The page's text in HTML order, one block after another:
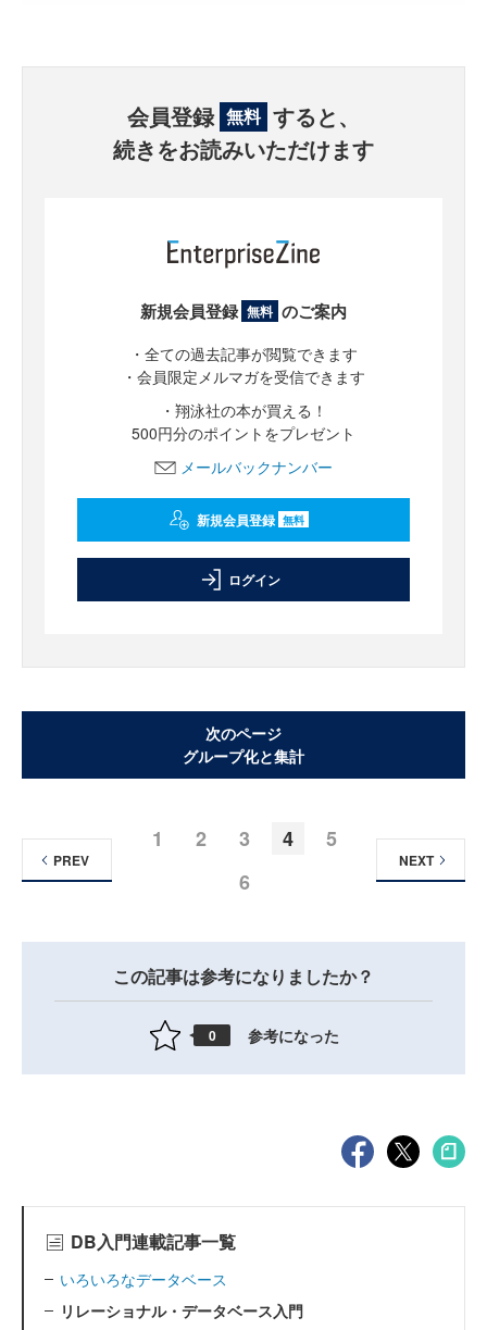
会員登録 無料 すると、
続きをお読みいただけます
新規会員登録 無料 のご案内
・全ての過去記事が閲覧できます
・会員限定メルマガを受信できます
・翔泳社の本が買える！
500円分のポイントをプレゼント
メールバックナンバー
新規会員登録 無料
ログイン
次のページ
グループ化と集計
1 2 3 4
5
6
PREV NEXT
この記事は参考になりましたか？
0 参考になった
DB入門連載記事一覧
いろいろなデータベース
リレーショナル・データベース入門